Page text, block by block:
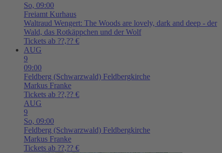
So, 09:00
Freiamt Kurhaus
Waltraud Wengert: The Woods are lovely, dark and deep - der
Wald, das Rotkäppchen und der Wolf
Tickets ab ??,?? €
AUG
9
09:00
Feldberg (Schwarzwald) Feldbergkirche
Markus Franke
Tickets ab ??,?? €
AUG
9
So, 09:00
Feldberg (Schwarzwald) Feldbergkirche
Markus Franke
Tickets ab ??,?? €